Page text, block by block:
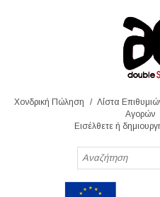
Χονδρική Πώληση Λίστα
Αγορών
Εισέλθετεή